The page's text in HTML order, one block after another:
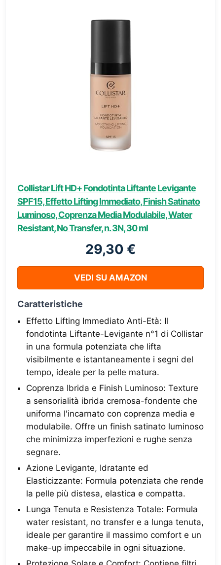
Collistar Lift HD+ Fondotinta Liftante Levigante
SPF15, Effetto Lifting Immediato, Finish Satinato
Luminoso, Coprenza Media Modulabile, Water
Resistant, No Transfer, n. 3N, 30 ml
29,30 €
VEDI SU AMAZON
Caratteristiche
Effetto Lifting Immediato Anti-Età: Il
fondotinta Liftante-Levigante n°1 di Collistar
in una formula potenziata che lifta
visibilmente e istantaneamente i segni del
tempo, ideale per la pelle matura.
Coprenza Ibrida e Finish Luminoso: Texture
a sensorialità ibrida cremosa-fondente che
uniforma l'incarnato con coprenza media e
modulabile. Offre un finish satinato luminoso
che minimizza imperfezioni e rughe senza
segnare.
Azione Levigante, Idratante ed
Elasticizzante: Formula potenziata che rende
la pelle più distesa, elastica e compatta.
Lunga Tenuta e Resistenza Totale: Formula
water resistant, no transfer e a lunga tenuta,
ideale per garantire il massimo comfort e un
make-up impeccabile in ogni situazione.